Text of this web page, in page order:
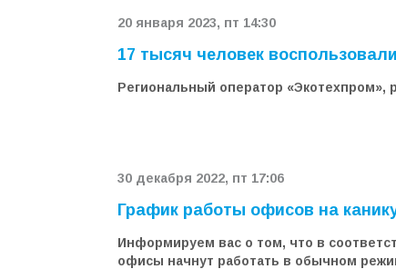
20 января 2023, пт 14:30
17 тысяч человек
Региональный оператор «Экотехпром»,
30 декабря 2022, пт 17:06
График работы офисов на
Информируем вас о том, что в
офисы начнут работать в обычном